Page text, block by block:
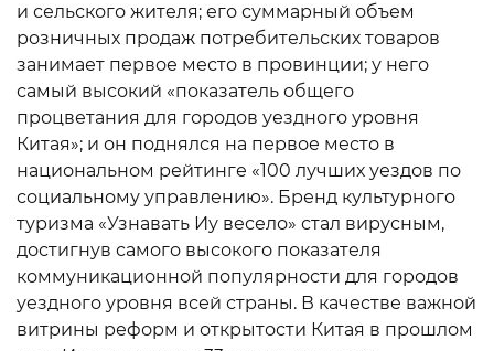
и сельского жителя; его суммарный объем
розничных продаж потребительских товаров
занимает первое место в провинции; у него
самый высокий «показатель общего
процветания для городов уездного уровня
Китая»; и он поднялся на первое место в
национальном рейтинге «100 лучших уездов по
социальному управлению». Бренд культурного
туризма «Узнавать Иу весело» стал вирусным,
достигнув самого высокого показателя
коммуникационной популярности для городов
уездного уровня всей страны. В качестве важной
витрины реформ и открытости Китая в прошлом